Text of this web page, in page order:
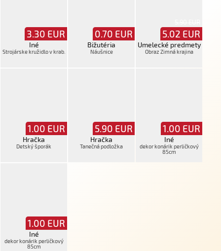
3.30 EUR
Iné
Strojárske kružidlo v krab.
0.70 EUR
Bižutéria
Náušnice
5.02 EUR
Umelecké predmety
Obraz Zimná krajina
1.00 EUR
Hračka
Detský šporák
5.90 EUR
Hračka
Tanečná podložka
1.00 EUR
Iné
dekor konárik perličkový
85cm
1.00 EUR
Iné
dekor konárik perličkový
85cm